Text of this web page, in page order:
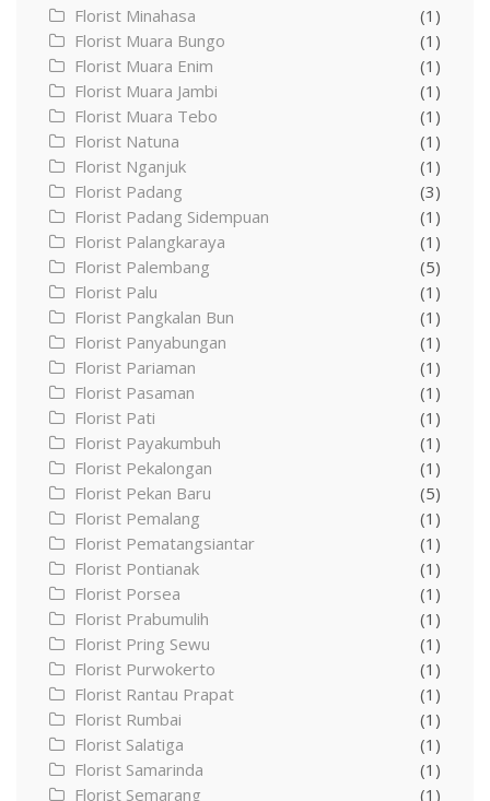
Florist Minahasa
(1)
Florist Muara Bungo
(1)
Florist Muara Enim
(1)
Florist Muara Jambi
(1)
Florist Muara Tebo
(1)
Florist Natuna
(1)
Florist Nganjuk
(1)
Florist Padang
(3)
Florist Padang Sidempuan
(1)
Florist Palangkaraya
(1)
Florist Palembang
(5)
Florist Palu
(1)
Florist Pangkalan Bun
(1)
Florist Panyabungan
(1)
Florist Pariaman
(1)
Florist Pasaman
(1)
Florist Pati
(1)
Florist Payakumbuh
(1)
Florist Pekalongan
(1)
Florist Pekan Baru
(5)
Florist Pemalang
(1)
Florist Pematangsiantar
(1)
Florist Pontianak
(1)
Florist Porsea
(1)
Florist Prabumulih
(1)
Florist Pring Sewu
(1)
Florist Purwokerto
(1)
Florist Rantau Prapat
(1)
Florist Rumbai
(1)
Florist Salatiga
(1)
Florist Samarinda
(1)
Florist Semarang
(1)